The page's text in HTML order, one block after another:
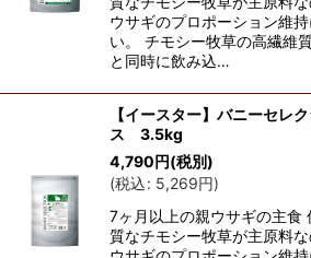
ウサギのプロポーション維
い。 チモシー牧草の高繊維
と同時に飲み込…
【イースター】バニーセレ
ス 3.5kg
4,790円(税別)
(税込: 5,269円)
7ヶ月以上の親ウサギの主食
質なチモシー牧草が主原料